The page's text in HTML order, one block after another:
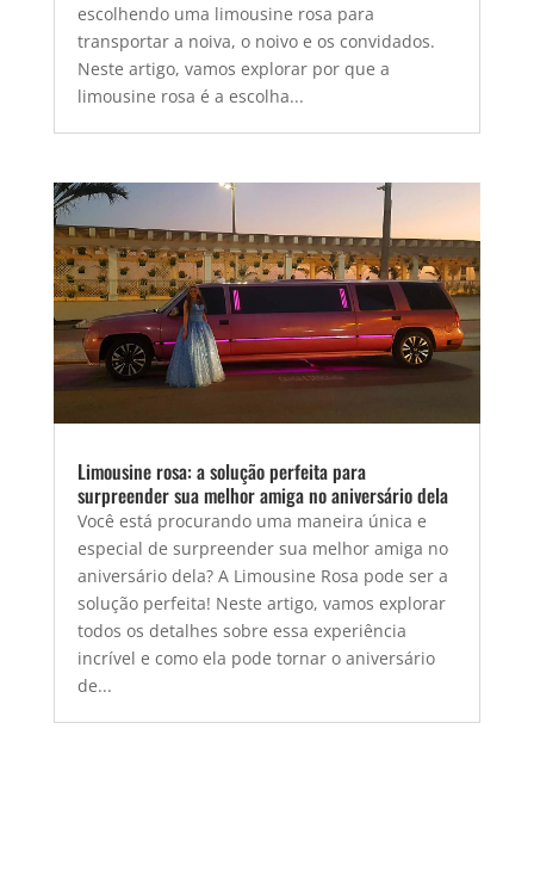
escolhendo uma limousine rosa para
transportar a noiva, o noivo e os convidados.
Neste artigo, vamos explorar por que a
limousine rosa é a escolha...
Limousine rosa: a solução perfeita para
surpreender sua melhor amiga no aniversário dela
Você está procurando uma maneira única e
especial de surpreender sua melhor amiga no
aniversário dela? A Limousine Rosa pode ser a
solução perfeita! Neste artigo, vamos explorar
todos os detalhes sobre essa experiência
incrível e como ela pode tornar o aniversário
de...